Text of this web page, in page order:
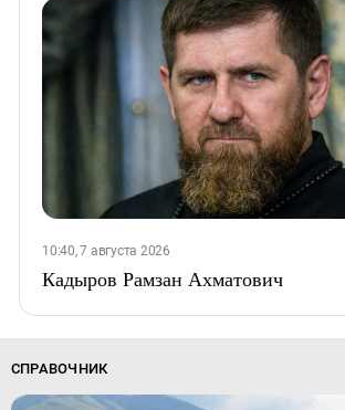
10:40, 7 августа 2026
Кадыров Рамзан Ахматович
СПРАВОЧНИК